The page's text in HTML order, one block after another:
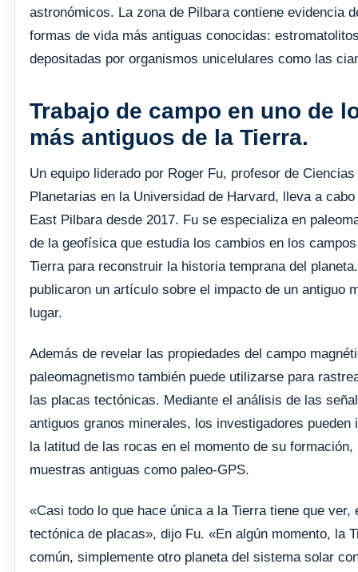
astronómicos. La zona de Pilbara contiene evidencia
formas de vida más antiguas conocidas:
depositadas por organismos unicelulares como las
Trabajo de campo en uno de
más antiguos de la Tierra.
Un equipo liderado por Roger Fu, profesor de
Planetarias en la Universidad de Harvard, lleva a
East Pilbara desde 2017. Fu se especializa en
de la geofísica que estudia los cambios en los
Tierra para reconstruir la historia temprana del
publicaron un artículo sobre el impacto de un antiguo
lugar.
Además de revelar las propiedades del campo
paleomagnetismo también puede utilizarse para
las placas tectónicas. Mediante el análisis de las
antiguos granos minerales, los investigadores pueden
la latitud de las rocas en el momento de su
muestras antiguas como paleo-GPS.
«Casi todo lo que hace única a la Tierra tiene que ver,
tectónica de placas», dijo Fu. «En algún momento, la
común, simplemente otro planeta del sistema solar